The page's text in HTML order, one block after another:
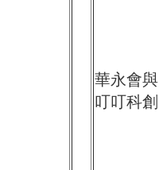
華永會與
叮叮科創